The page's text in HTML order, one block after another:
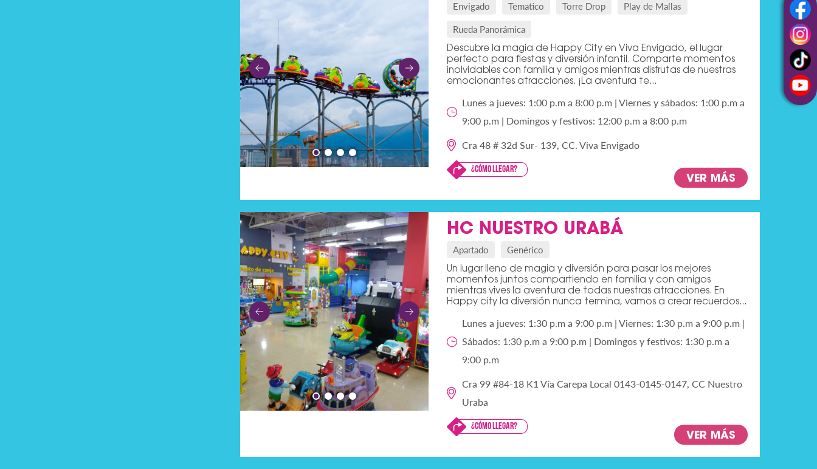
Envigado Tematico Torre Drop Play de Mallas
Rueda Panorámica
Descubre la magia de Happy City en Viva Envigado, el lugar
perfecto para fiestas y diversión infantil. Comparte momentos
inolvidables con familia y amigos mientras disfrutas de nuestras
emocionantes atracciones. ¡La aventura te...
Lunes a jueves: 1:00 p.m a 8:00 p.m | Viernes y sábados: 1:00 p.m a
9:00 p.m | Domingos y festivos: 12:00 p.m a 8:00 p.m
Cra 48 # 32d Sur- 139, CC. Viva Envigado
¿Cómo llegar?
VER MÁS
HC NUESTRO URABÁ
Apartado Genérico
Un lugar lleno de magia y diversión para pasar los mejores
momentos juntos compartiendo en familia y con amigos
mientras vives la aventura de todas nuestras atracciones. En
Happy city la diversión nunca termina, vamos a crear recuerdos...
Lunes a jueves: 1:30 p.m a 9:00 p.m | Viernes: 1:30 p.m a 9:00 p.m |
Sábados: 1:30 p.m a 9:00 p.m | Domingos y festivos: 1:30 p.m a
9:00 p.m
Cra 99 #84-18 K1 Vía Carepa Local 0143-0145-0147, CC Nuestro
Uraba
¿Cómo llegar?
VER MÁS